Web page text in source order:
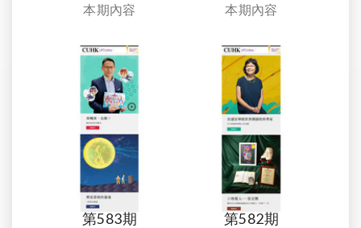
本期內容 本期內容
第583期 第582期